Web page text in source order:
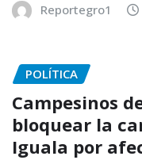
Reportegro1
POLÍTICA
Campesinos
bloquear la
Iguala por